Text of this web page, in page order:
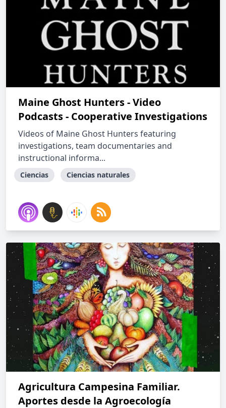
Maine Ghost Hunters - Video
Podcasts - Cooperative Investigations
Videos of Maine Ghost Hunters featuring
investigations, team documentaries and
instructional informa...
Ciencias Ciencias naturales
Agricultura Campesina Familiar.
Aportes desde la Agroecología